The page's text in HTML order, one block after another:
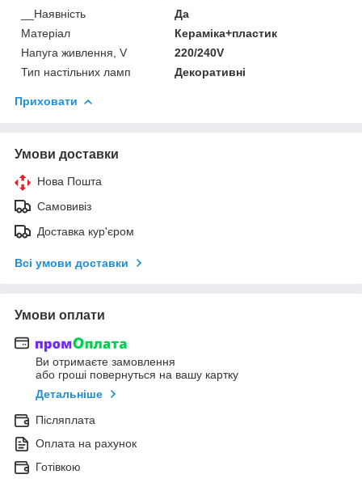
__Наявність
Да
Матеріал
Кераміка+пластик
Напуга живлення, V
220/240V
Тип настільних ламп
Декоративні
Приховати
Умови доставки
Нова Пошта
Самовивіз
Доставка кур'єром
Всі умови доставки
Умови оплати
Ви отримаєте замовлення
або гроші повернуться на вашу картку
Детальніше
Післяплата
Оплата на рахунок
Готівкою